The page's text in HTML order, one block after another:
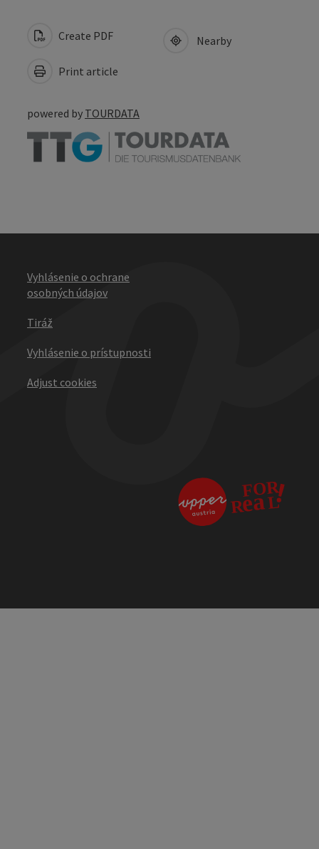
Create PDF
Print article
Nearby
powered by TOURDATA
Vyhlásenie o ochrane
osobných údajov
Tiráž
Vyhlásenie o prístupnosti
Adjust cookies